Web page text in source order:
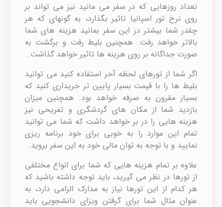
تعداد روزهایی که در سفر می مانید نیز می تواند بر
روی نرخ تور اسپانیا تاثیر بگذارد، به گونهای که هر
چقدر شما بیشتر در این سفر بمانید هزینه های شما
بالاتر خواهد رفت. همچنین بلیط رفت و برگشت به
صورت جداگانه بر روی هزینه ها تاثیر خواهد گذاشت.
اگر شما از تورهای لحظه آخر استفاده کنید می توانید
بلیط ها را با قیمت بسیار پایین تر خریداری کنید که
بسیار مقرون به صرفه خواهد بود. همچنین میزان
بازدید شما از مکان های گردشگری و تفریحی نیز
هزینه هایی را در بر خواهد داشت که شما می توانید
تمام این موارد را به خوبی برای خود برنامه ریزی
نمایید و با توجه به توان مالی خود به این سفر بروید.
علاوه بر تمام هزینه هایی که شما برای انواع مختلفی
از تورها در نظر می گیرید، باید توجه داشته باشید که
هر کدام از این تورها نیاز به مدارک الزامی دارد، به
عنوان مثال شما برای گرفتن ویزای دانشجویی باید